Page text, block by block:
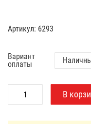
о
у
Артикул: 6293
Вариант
оплаты